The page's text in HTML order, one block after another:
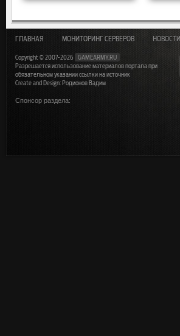
ГЛАВНАЯ МОНИТОРИНГ СЕРВЕРОВ НОВОСТИ
Copyright © 2007-2026
GAMEARMY.RU
Разрешается использование материалов портала при
обязательном указании ссылки на источник
Create and Design: Родионов Вадим
Спонсор раздела: